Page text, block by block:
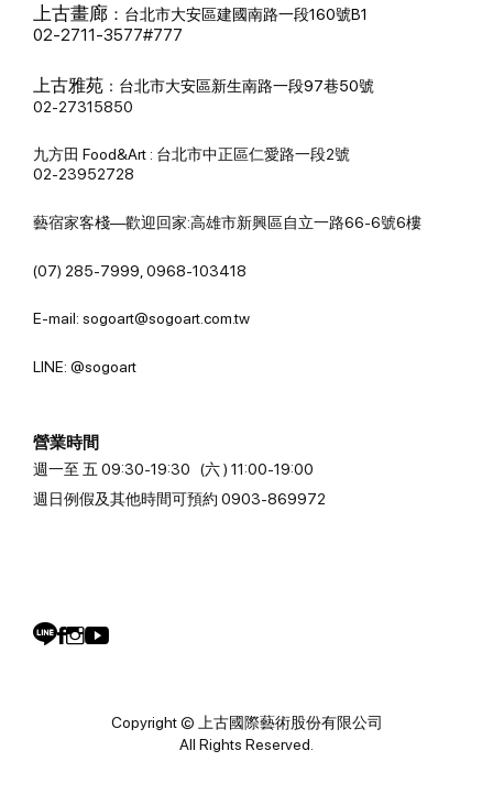
上古畫廊 ： 台北市大安區建國南路一段160號B1
02-2711-3577#777
上古雅苑 ： 台北市大安區新生南路一段97巷50號
02-27315850
九方田 Food&Art : 台北市中正區仁愛路一段2號
02-23952728
藝宿家客棧—歡迎回家:高雄市新興區自立一路66-6號6樓
(07) 285-7999, 0968-103418
E-mail: sogoart@sogoart.com.tw
LINE: @sogoart
營業時間
週一至 五 09:30-19:30 (六 ) 11:00-19:00
週日例假及其他時間可預約 0903-869972
Copyright © 上古國際藝術股份有限公司
All Rights Reserved.